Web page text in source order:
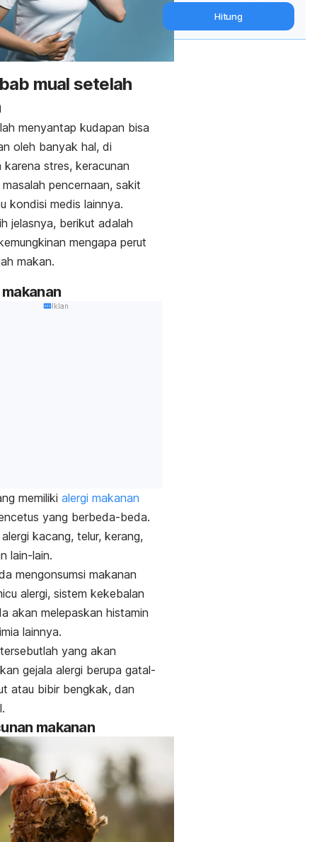
mual setelah
menyantap kudapan bisa
oleh banyak hal, di
karena stres, keracunan
pencernaan, sakit
kondisi medis lainnya.
jelasnya, berikut adalah
mengapa perut
makan.
Iklan
memiliki alergi makanan
yang berbeda-beda.
kacang, telur, kerang,
lain-lain.
mengonsumsi makanan
alergi, sistem kekebalan
akan melepaskan histamin
lainnya.
yang akan
gejala alergi berupa gatal-
atau bibir bengkak, dan
makanan
Dapatkan update dari
Hitung